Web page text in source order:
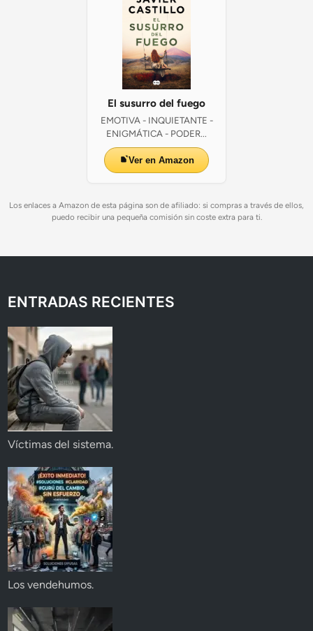
El susurro del fuego
EMOTIVA - INQUIETANTE -
ENIGMÁTICA - PODER...
Ver en Amazon
Los enlaces a Amazon de esta página son de afiliado: si compras a través de ellos,
puedo recibir una pequeña comisión sin coste extra para ti.
ENTRADAS RECIENTES
Víctimas del sistema.
Los vendehumos.